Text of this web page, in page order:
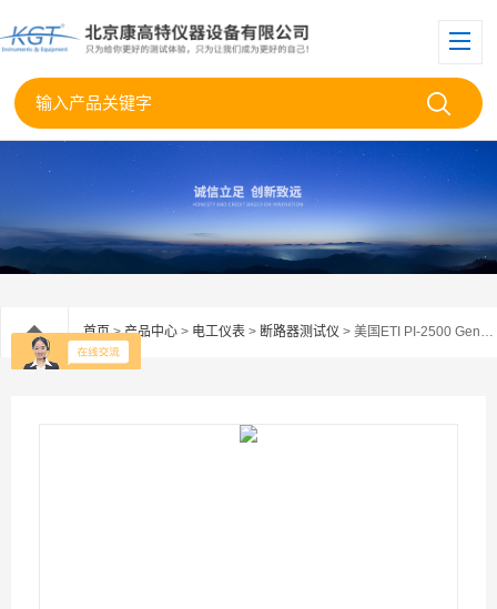
首页>产品中心 > 电工仪表 > 断路器测试仪 > 美国ETI PI-2500 Gen2便携式断路器测试仪